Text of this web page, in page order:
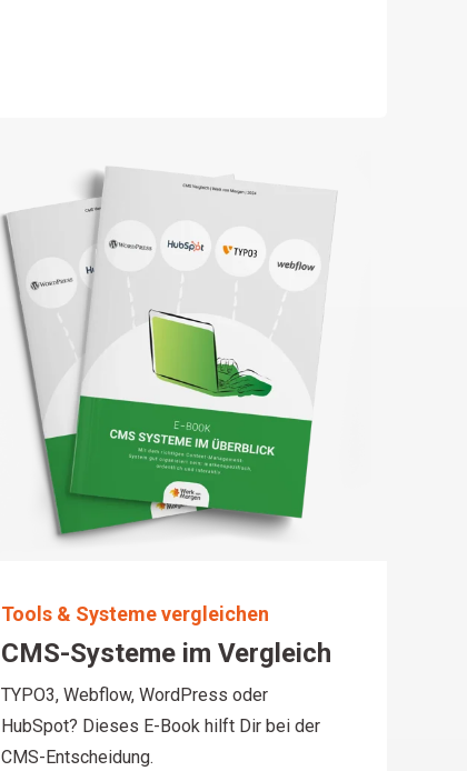
Tools & Systeme vergleichen
CMS-Systeme im Vergleich
TYPO3, Webflow, WordPress oder
HubSpot? Dieses E-Book hilft Dir bei der
CMS-Entscheidung.